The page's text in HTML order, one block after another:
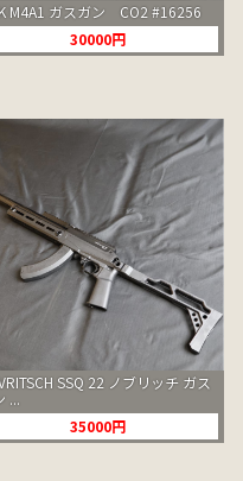
M4A1 ガスガン CO2 #16256
30000円
SSQ 22 ノブリッチ ガス
...
35000円